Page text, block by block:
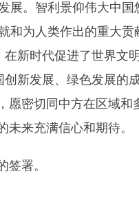
。智利景仰伟大中国
和为人类作出的重大贡
新时代促进了世界文
新发展、绿色发展的
愿密切同中方在区域和
来充满信心和期待。
署。